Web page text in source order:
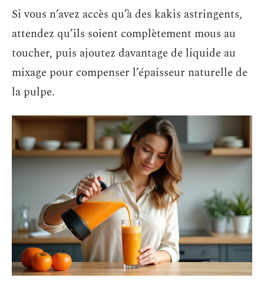
Si vous n’avez accès qu’à des kakis astringents,
attendez qu’ils soient complètement mous au
toucher, puis ajoutez davantage de liquide au
mixage pour compenser l’épaisseur naturelle de
la pulpe.